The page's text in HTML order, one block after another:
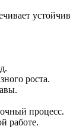
роста.
процесс.
работе.